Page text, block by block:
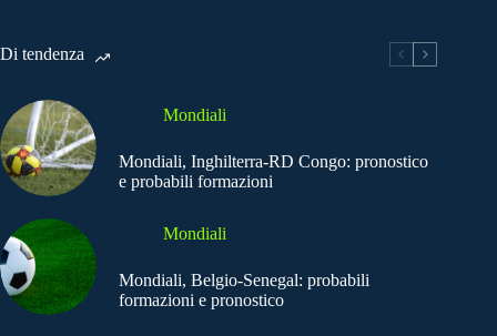
Di tendenza
Mondiali
Mondiali, Inghilterra-RD Congo: pronostico
e probabili formazioni
Mondiali
Mondiali, Belgio-Senegal: probabili
formazioni e pronostico